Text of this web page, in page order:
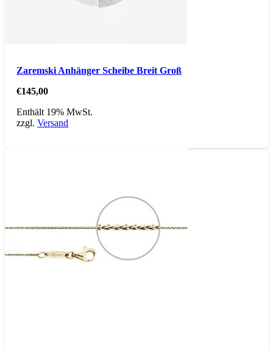
Zaremski Anhänger Scheibe Breit Groß
€145,00
Enthält 19% MwSt.
zzgl.Versand